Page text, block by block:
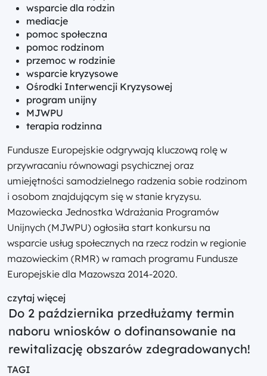
wsparcie dla rodzin
mediacje
pomoc społeczna
pomoc rodzinom
przemoc w rodzinie
wsparcie kryzysowe
Ośrodki Interwencji Kryzysowej
program unijny
MJWPU
terapia rodzinna
Fundusze Europejskie odgrywają kluczową rolę w
przywracaniu równowagi psychicznej oraz
umiejętności samodzielnego radzenia sobie rodzinom
i osobom znajdującym się w stanie kryzysu.
Mazowiecka Jednostka Wdrażania Programów
Unijnych (MJWPU) ogłosiła start konkursu na
wsparcie usług społecznych na rzecz rodzin w regionie
mazowieckim (RMR) w ramach programu Fundusze
Europejskie dla Mazowsza 2014-2020.
czytaj więcej
Do 2 października przedłużamy termin
naboru wniosków o dofinansowanie na
rewitalizację obszarów zdegradowanych!
TAGI